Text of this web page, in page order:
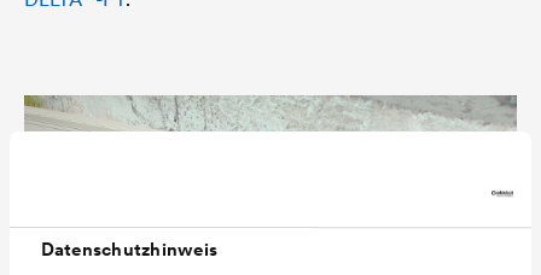
Datenschutzhinweis